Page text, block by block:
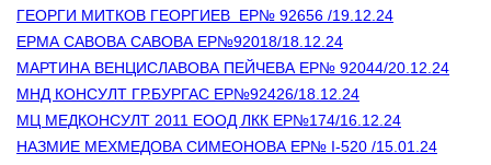
ГЕОРГИ МИТКОВ ГЕОРГИЕВ  ЕР№ 92656 /19.12.24
ЕРМА САВОВА САВОВА ЕР№92018/18.12.24
МАРТИНА ВЕНЦИСЛАВОВА ПЕЙЧЕВА ЕР№ 92044/20.12.24
МНД КОНСУЛТ ГР.БУРГАС ЕР№92426/18.12.24
МЦ МЕДКОНСУЛТ 2011 ЕООД ЛКК ЕР№174/16.12.24
НАЗМИЕ МЕХМЕДОВА СИМЕОНОВА ЕР№ I-520 /15.01.24